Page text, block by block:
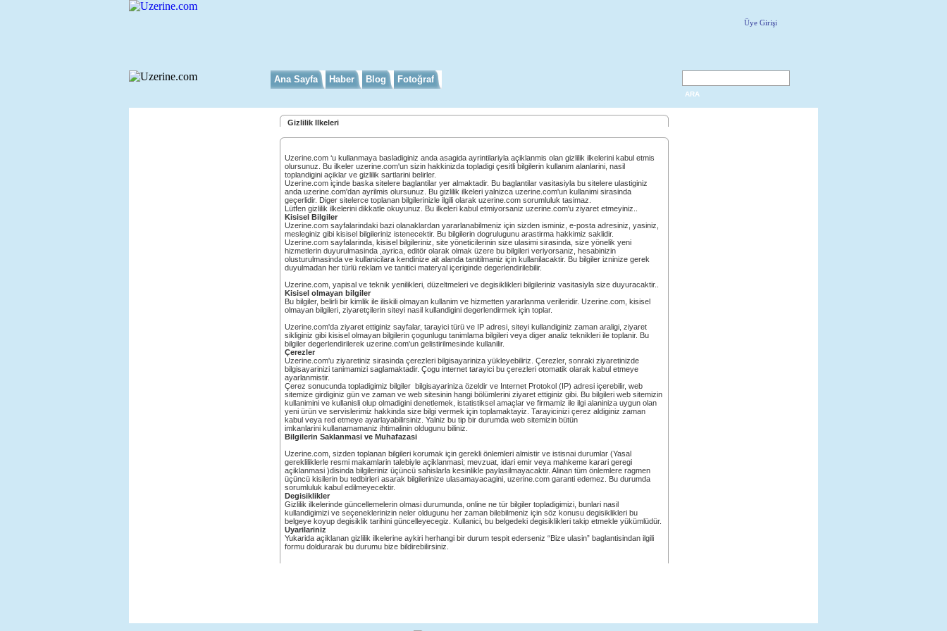
Üye Girişi
Ana Sayfa Haber Blog Fotoğraf
ARA
Gizlilik Ilkeleri
Uzerine.com ‘u kullanmaya basladiginiz anda asagida ayrintilariyla açiklanmis olan gizlilik ilkelerini kabul etmis
olursunuz. Bu ilkeler uzerine.com'un sizin hakkinizda topladigi çesitli bilgilerin kullanim alanlarini, nasil
toplandigini açiklar ve gizlilik sartlarini belirler.
Uzerine.com içinde baska sitelere baglantilar yer almaktadir. Bu baglantilar vasitasiyla bu sitelere ulastiginiz
anda uzerine.com'dan ayrilmis olursunuz. Bu gizlilik ilkeleri yalnizca uzerine.com'un kullanimi sirasinda
geçerlidir. Diger sitelerce toplanan bilgilerinizle ilgili olarak uzerine.com sorumluluk tasimaz.
Lütfen gizlilik ilkelerini dikkatle okuyunuz. Bu ilkeleri kabul etmiyorsaniz uzerine.com'u ziyaret etmeyiniz..
Kisisel Bilgiler
Uzerine.com sayfalarindaki bazi olanaklardan yararlanabilmeniz için sizden isminiz, e-posta adresiniz, yasiniz,
mesleginiz gibi kisisel bilgileriniz istenecektir. Bu bilgilerin dogrulugunu arastirma hakkimiz saklidir.
Uzerine.com sayfalarinda, kisisel bilgileriniz, site yöneticilerinin size ulasimi sirasinda, size yönelik yeni
hizmetlerin duyurulmasinda ,ayrica, editör olarak olmak üzere bu bilgileri veriyorsaniz, hesabinizin
olusturulmasinda ve kullanicilara kendinize ait alanda tanitilmaniz için kullanilacaktir. Bu bilgiler izninize gerek
duyulmadan her türlü reklam ve tanitici materyal içeriginde degerlendirilebilir.
Uzerine.com, yapisal ve teknik yenilikleri, düzeltmeleri ve degisiklikleri bilgileriniz vasitasiyla size duyuracaktir..
Kisisel olmayan bilgiler
Bu bilgiler, belirli bir kimlik ile iliskili olmayan kullanim ve hizmetten yararlanma verileridir. Uzerine.com, kisisel
olmayan bilgileri, ziyaretçilerin siteyi nasil kullandigini degerlendirmek için toplar.
Uzerine.com'da ziyaret ettiginiz sayfalar, tarayici türü ve IP adresi, siteyi kullandiginiz zaman araligi, ziyaret
sikliginiz gibi kisisel olmayan bilgilerin çogunlugu tanimlama bilgileri veya diger analiz teknikleri ile toplanir. Bu
bilgiler degerlendirilerek uzerine.com'un gelistirilmesinde kullanilir.
Çerezler
Uzerine.com'u ziyaretiniz sirasinda çerezleri bilgisayariniza yükleyebiliriz. Çerezler, sonraki ziyaretinizde
bilgisayarinizi tanimamizi saglamaktadir. Çogu internet tarayici bu çerezleri otomatik olarak kabul etmeye
ayarlanmistir.
Çerez sonucunda topladigimiz bilgiler bilgisayariniza özeldir ve Internet Protokol (IP) adresi içerebilir, web
sitemize girdiginiz gün ve zaman ve web sitesinin hangi bölümlerini ziyaret ettiginiz gibi. Bu bilgileri web sitemizin
kullanimini ve kullanisli olup olmadigini denetlemek, istatistiksel amaçlar ve firmamiz ile ilgi alaniniza uygun olan
yeni ürün ve servislerimiz hakkinda size bilgi vermek için toplamaktayiz. Tarayicinizi çerez aldiginiz zaman
kabul veya red etmeye ayarlayabilirsiniz. Yalniz bu tip bir durumda web sitemizin bütün
imkanlarini kullanamamaniz ihtimalinin oldugunu biliniz.
Bilgilerin Saklanmasi ve Muhafazasi
Uzerine.com, sizden toplanan bilgileri korumak için gerekli önlemleri almistir ve istisnai durumlar (Yasal
gerekliliklerle resmi makamlarin talebiyle açiklanmasi; mevzuat, idari emir veya mahkeme karari geregi
açiklanmasi )disinda bilgileriniz üçüncü sahislarla kesinlikle paylasilmayacaktir. Alinan tüm önlemlere ragmen
üçüncü kisilerin bu tedbirleri asarak bilgilerinize ulasamayacagini, uzerine.com garanti edemez. Bu durumda
sorumluluk kabul edilmeyecektir.
Degisiklikler
Gizlilik ilkelerinde güncellemelerin olmasi durumunda, online ne tür bilgiler topladigimizi, bunlari nasil
kullandigimizi ve seçeneklerinizin neler oldugunu her zaman bilebilmeniz için söz konusu degisiklikleri bu
belgeye koyup degisiklik tarihini güncelleyecegiz. Kullanici, bu belgedeki degisiklikleri takip etmekle yükümlüdür.
Uyarilariniz
Yukarida açiklanan gizlilik ilkelerine aykiri herhangi bir durum tespit ederseniz “Bize ulasin” baglantisindan ilgili
formu doldurarak bu durumu bize bildirebilirsiniz.